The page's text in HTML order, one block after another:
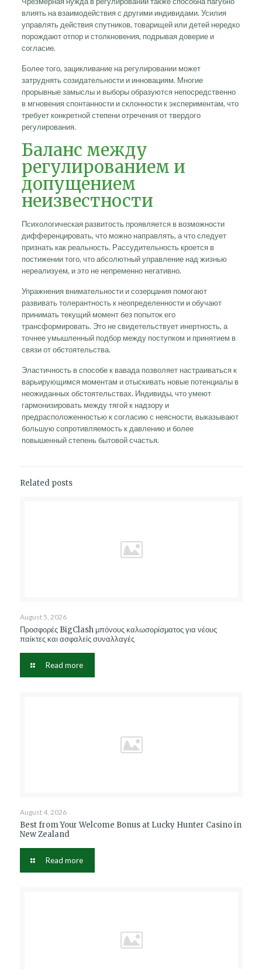
влиять на взаимодействия с другими индивидами. Усилия
управлять действия спутников, товарищей или детей нередко
порождают отпор и столкновения, подрывая доверие и
согласие.
Более того, зацикливание на регулировании может
затруднять созидательности и инновациям. Многие
прорывные замыслы и выборы образуются непосредственно
в мгновения спонтанности и склонности к экспериментам, что
требует конкретной степени отречения от твердого
регулирования.
Баланс между
регулированием и
допущением
неизвестности
Психологическая развитость проявляется в возможности
дифференцировать, что можно направлять, а что следует
признать как реальность. Рассудительность кроется в
постижении того, что абсолютный управление над жизнью
нереализуем, и это не непременно негативно.
Упражнения внимательности и созерцания помогают
развивать толерантность к неопределенности и обучают
принимать текущий момент без попыток его
трансформировать. Это не свидетельствует инертность, а
точнее умышленный подбор между поступком и принятием в
связи от обстоятельства.
Эластичность в способе к вавада позволяет настраиваться к
варьирующимся моментам и отыскивать новые потенциалы в
неожиданных обстоятельствах. Индивиды, что умеют
гармонизировать между тягой к надзору и
предрасположенностью к согласию с неясности, выказывают
большую сопротивляемость к давлению и более
повышенный степень бытовой счастья.
Related posts
August 5, 2026
Προσφορές BigClash μπόνους καλωσορίσματος για νέους
παίκτες και ασφαλείς συναλλαγές
Read more
August 4, 2026
Best from Your Welcome Bonus at Lucky Hunter Casino in
New Zealand
Read more